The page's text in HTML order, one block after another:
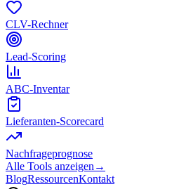
CLV-Rechner
Lead-Scoring
ABC-Inventar
Lieferanten-Scorecard
Nachfrageprognose
Alle Tools anzeigen →
BlogRessourcenKontakt